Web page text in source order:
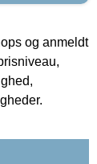
og anmeldt